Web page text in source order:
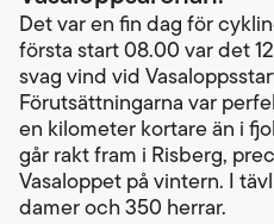
Det var en fin dag för
första start 08.00 var det
svag vind vid
Förutsättningarna var
en kilometer kortare än i
går rakt fram i Risberg,
Vasaloppet på vintern. I
damer och 350 herrar.